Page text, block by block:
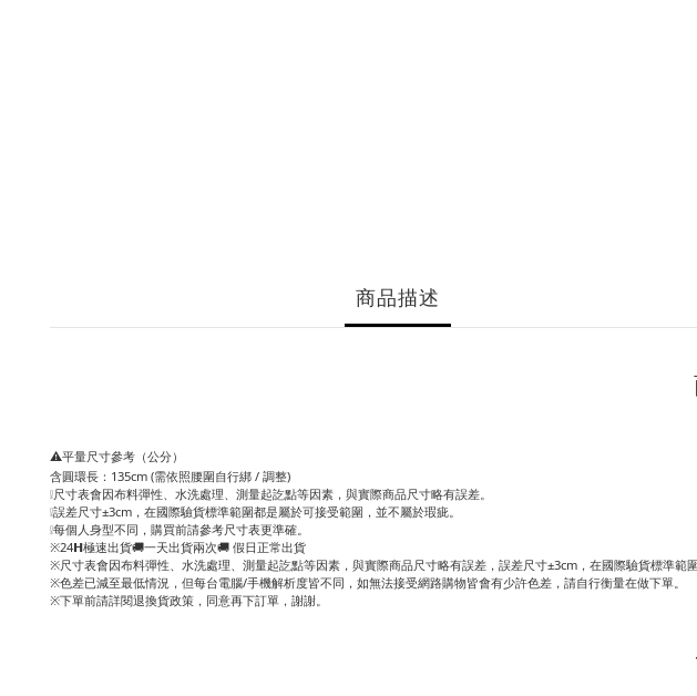
商品描述
⚠️平量尺寸參考（公分）
含圓環長：135cm (需依照腰圍自行綁 / 調整)
❕尺寸表會因布料彈性、水洗處理、測量起訖點等因素，與實際商品尺寸略有誤差。
❕誤差尺寸±3cm，在國際驗貨標準範圍都是屬於可接受範圍，並不屬於瑕疵。
❕每個人身型不同，購買前請參考尺寸表更準確。
※24𝗛極速出貨🚚一天出貨兩次🚚 假日正常出貨
※尺寸表會因布料彈性、水洗處理、測量起訖點等因素，與實際商品尺寸略有誤差，誤差尺寸±3cm，在國際驗貨標準範
※色差已減至最低情況，但每台電腦/手機解析度皆不同，如無法接受網路購物皆會有少許色差，請自行衡量在做下單。
※下單前請詳閱退換貨政策，同意再下訂單，謝謝。